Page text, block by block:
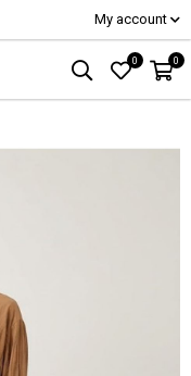
My account
0 0